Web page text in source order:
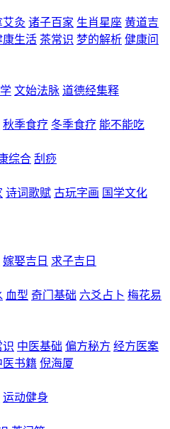
艾灸 诸子百家 生肖星座 黄道吉
康生活 茶常识 梦的解析 健康问
文始法脉 道德经集释
秋季食疗 冬季食疗 能不能吃
综合 刮痧
诗词歌赋 古玩字画 国学文化
嫁娶吉日 求子吉日
血型 奇门基础 六爻占卜 梅花易
识 中医基础 偏方秘方 经方医案
医书籍 倪海厦
运动健身